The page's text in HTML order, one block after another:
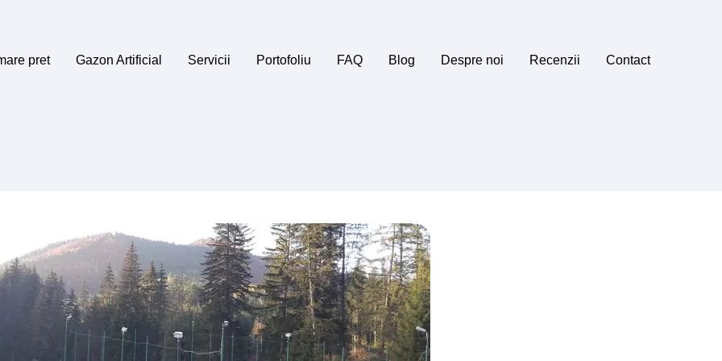
pret Gazon Artificial Servicii Portofoliu FAQ Blog Despre noi Recenzii Contact